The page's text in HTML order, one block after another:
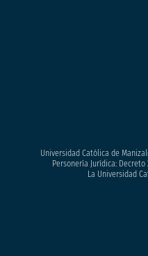
Universidad Católica de
Personería Jurídica:
La Universidad